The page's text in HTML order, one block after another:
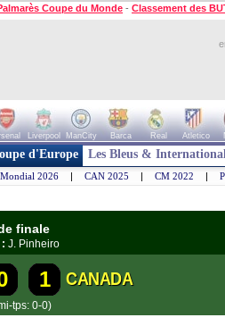
Coupe du Monde - Classement des
Liverpool ManCity Barca Real Atletico
d'Europe Les Bleus &
Mondial 2026 | CAN 2025 | CM 2022 |
finale
J. Pinheiro
1 CANADA
tps: 0-0)